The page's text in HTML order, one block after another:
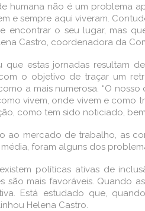
humana não é um problema
e sempre aqui viveram.
encontrar o seu lugar, mas
Castro, coordenadora da
que estas jornadas resultam
o objetivo de traçar um
a mais numerosa. “O
vivem, onde vivem e como
como tem sido noticiado,
ao mercado de trabalho, as
foram alguns dos
políticas ativas de
são mais favoráveis. Quando
Está estudado que,
Helena Castro.